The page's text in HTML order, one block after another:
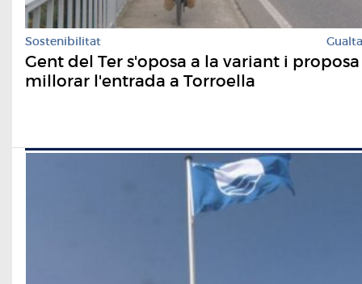
Sostenibilitat Gualta
Gent del Ter s'oposa a la variant i proposa
millorar l'entrada a Torroella